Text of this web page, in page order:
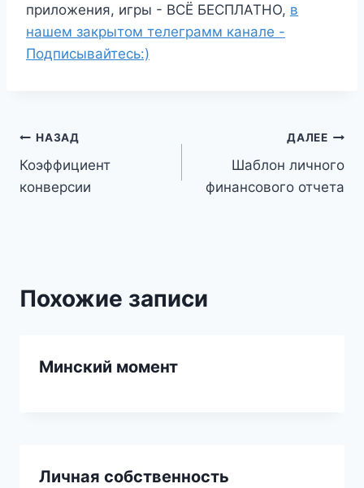
приложения, игры - ВСЁ БЕСПЛАТНО, в
нашем закрытом телеграмм канале -
Подписывайтесь:)
Навигация
по
НАЗАД
Коэффициент
конверсии
ДАЛЕЕ
Шаблон личного
финансового отчета
Похожие записи
Минский момент
Личная собственность